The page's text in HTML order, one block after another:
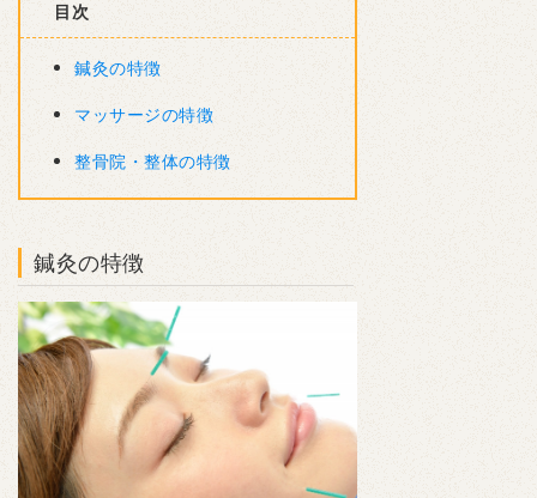
目次
鍼灸の特徴
マッサージの特徴
整骨院・整体の特徴
鍼灸の特徴